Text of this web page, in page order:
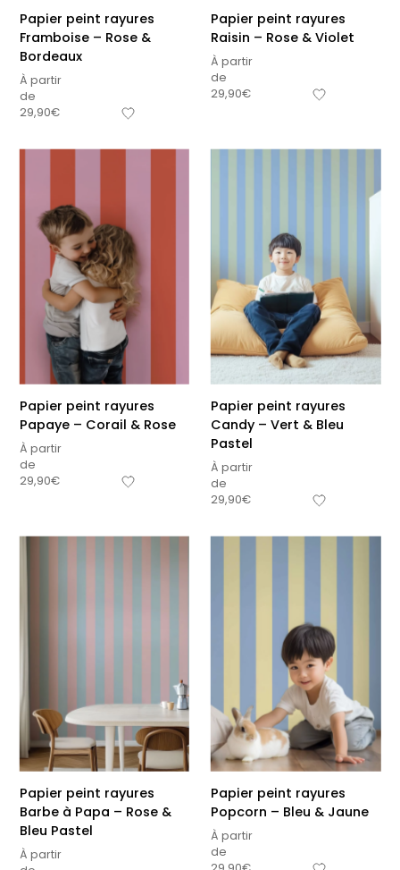
Papier peint rayures
Framboise – Rose &
Bordeaux
À partir
de
29,90€
Papier peint rayures
Raisin – Rose & Violet
À partir
de
29,90€
Papier peint rayures
Papaye – Corail & Rose
À partir
de
29,90€
Papier peint rayures
Candy – Vert & Bleu
Pastel
À partir
de
29,90€
Papier peint rayures
Barbe à Papa – Rose &
Bleu Pastel
À partir
Papier peint rayures
Popcorn – Bleu & Jaune
À partir
de